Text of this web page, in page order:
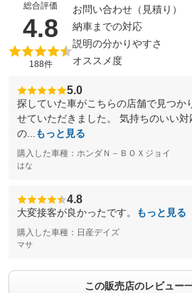
総合評価
4.8 （5点満点
188件
お問い合わせ（見積り）
納車までの対応
説明の分かりやすさ
オススメ度
5.0
探していた車がこちらの店舗で見つか
せていただきました。 気持ちのいい
の...
もっと見る
購入した車種：ホンダＮ－ＢＯＸジョイ
はな
4.8
大変接客が良かったです。 もっと見る
購入した車種：日産デイズ
マサ
この販売店のレビュー